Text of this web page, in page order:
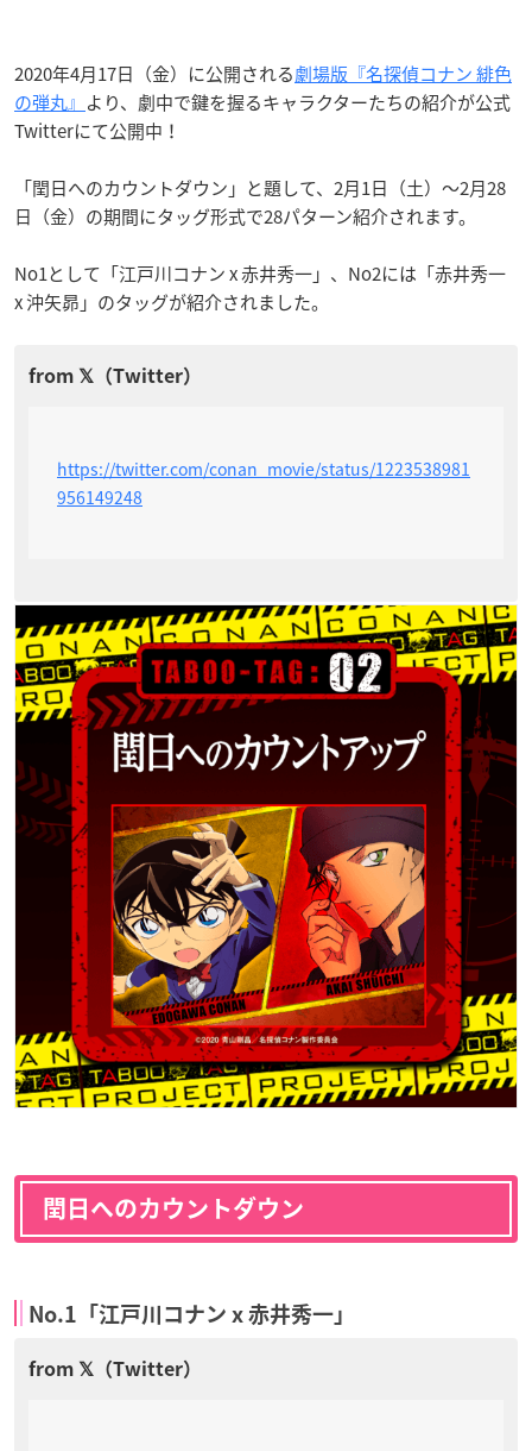
2020年4月17日（金）に公開される劇場版『名探偵コナン 緋色
の弾丸』 より、劇中で鍵を握るキャラクターたちの紹介が公式
Twitterにて公開中！
「閏日へのカウントダウン」と題して、2月1日（土）〜2月28
日（金）の期間にタッグ形式で28パターン紹介されます。
No1として「江戸川コナン x 赤井秀一」、No2には「赤井秀一
x 沖矢昴」のタッグが紹介されました。
https://twitter.com/conan_movie/status/1223538981
956149248
閏日へのカウントダウン
No.1「江戸川コナン x 赤井秀一」